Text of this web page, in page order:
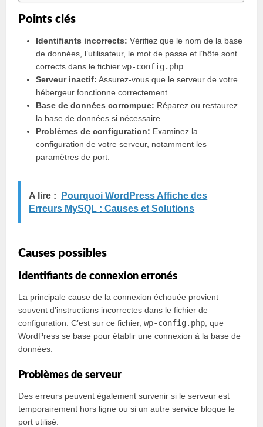
Points clés
Identifiants incorrects: Vérifiez que le nom de la base
de données, l’utilisateur, le mot de passe et l’hôte sont
corrects dans le fichierwp-config.php
Serveur inactif: Assurez-vous que le serveur de votre
hébergeur fonctionne correctement.
Base de données corrompue: Réparez ou restaurez
la base de données si nécessaire.
Problèmes de configuration: Examinez la
configuration de votre serveur, notamment les
paramètres de port.
A lire :
Pourquoi WordPress Affiche des
Erreurs MySQL : Causes et Solutions
Causes possibles
Identifiants de connexion erronés
La principale cause de la connexion échouée provient
souvent d’instructions incorrectes dans le fichier de
configuration. C’est sur ce fichier,wp-config.php , que
WordPress se base pour établir une connexion à la base de
données.
Problèmes de serveur
Des erreurs peuvent également survenir si le serveur est
temporairement hors ligne ou si un autre service bloque le
port utilisé.